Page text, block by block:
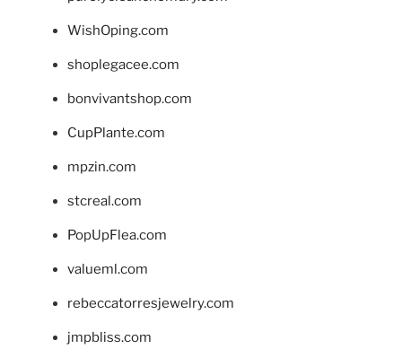
WishOping.com
shoplegacee.com
bonvivantshop.com
CupPlante.com
mpzin.com
stcreal.com
PopUpFlea.com
valueml.com
rebeccatorresjewelry.com
jmpbliss.com